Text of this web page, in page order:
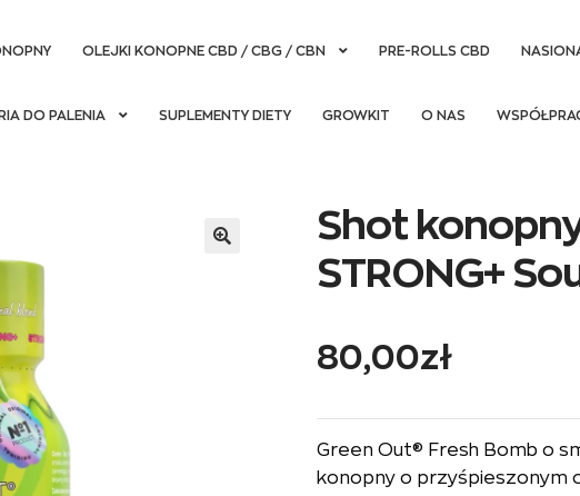
OLEJKI KONOPNE CBD / CBG / CBN PRE-ROLLS CBD
DO PALENIA SUPLEMENTY DIETY GROWKIT O NAS
Shot
STRONG+
80,00zł
Green Out® Fresh Bomb o
konopny o przyśpieszonym